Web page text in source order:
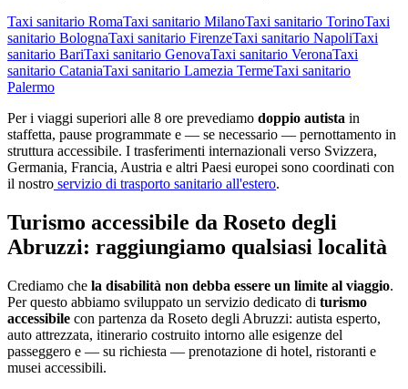
Taxi sanitario RomaTaxi sanitario MilanoTaxi sanitario TorinoTaxi
sanitario BolognaTaxi sanitario FirenzeTaxi sanitario NapoliTaxi
sanitario BariTaxi sanitario GenovaTaxi sanitario VeronaTaxi
sanitario CataniaTaxi sanitario Lamezia TermeTaxi sanitario
Palermo
Per i viaggi superiori alle 8 ore prevediamo doppio autista in
staffetta, pause programmate e — se necessario — pernottamento in
struttura accessibile. I trasferimenti internazionali verso Svizzera,
Germania, Francia, Austria e altri Paesi europei sono coordinati con
il nostro servizio di trasporto sanitario all'estero.
Turismo accessibile da Roseto degli
Abruzzi: raggiungiamo qualsiasi località
Crediamo che la disabilità non debba essere un limite al viaggio.
Per questo abbiamo sviluppato un servizio dedicato di turismo
accessibile con partenza da Roseto degli Abruzzi: autista esperto,
auto attrezzata, itinerario costruito intorno alle esigenze del
passeggero e — su richiesta — prenotazione di hotel, ristoranti e
musei accessibili.